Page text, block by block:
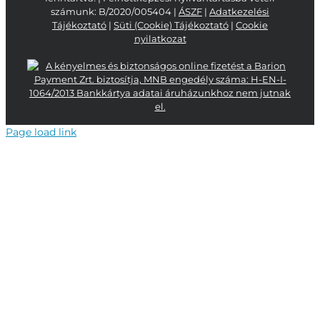
számunk: B/2020/005404 | ÁSZF | Adatkezelési
Tájékoztató | Süti (Cookie) Tájékoztató | Cookie
nyilatkozat
Page load link